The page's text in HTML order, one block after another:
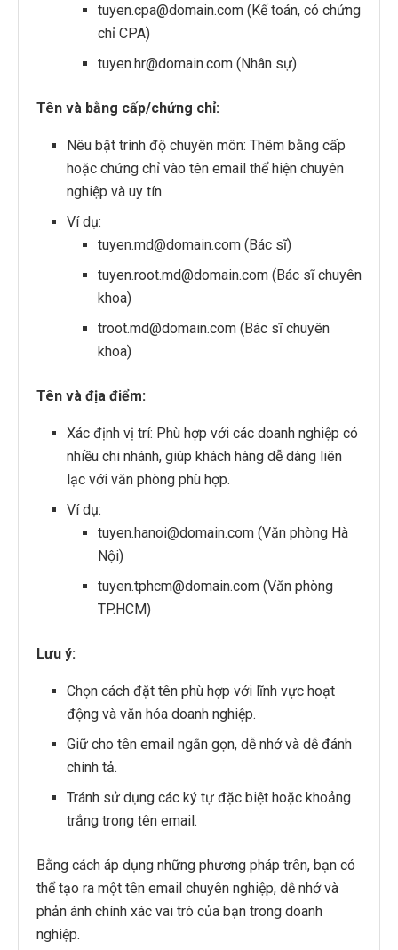
tuyen.cpa@domain.com (Kế toán, có chứng
chỉ CPA)
tuyen.hr@domain.com (Nhân sự)
Tên và bằng cấp/chứng chỉ:
Nêu bật trình độ chuyên môn: Thêm bằng cấp
hoặc chứng chỉ vào tên email thể hiện chuyên
nghiệp và uy tín.
Ví dụ:
tuyen.md@domain.com (Bác sĩ)
tuyen.root.md@domain.com (Bác sĩ chuyên
khoa)
troot.md@domain.com (Bác sĩ chuyên
khoa)
Tên và địa điểm:
Xác định vị trí: Phù hợp với các doanh nghiệp có
nhiều chi nhánh, giúp khách hàng dễ dàng liên
lạc với văn phòng phù hợp.
Ví dụ:
tuyen.hanoi@domain.com (Văn phòng Hà
Nội)
tuyen.tphcm@domain.com (Văn phòng
TP.HCM)
Lưu ý:
Chọn cách đặt tên phù hợp với lĩnh vực hoạt
động và văn hóa doanh nghiệp.
Giữ cho tên email ngắn gọn, dễ nhớ và dễ đánh
chính tả.
Tránh sử dụng các ký tự đặc biệt hoặc khoảng
trắng trong tên email.
Bằng cách áp dụng những phương pháp trên, bạn có
thể tạo ra một tên email chuyên nghiệp, dễ nhớ và
phản ánh chính xác vai trò của bạn trong doanh
nghiệp.